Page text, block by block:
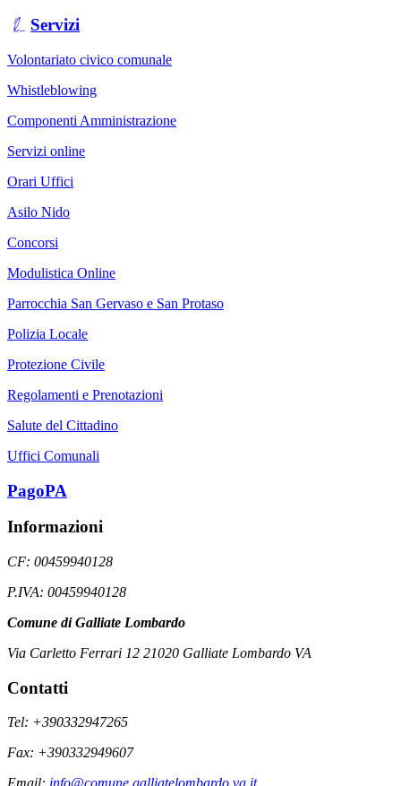
Servizi
Volontariato civico comunale
Whistleblowing
Componenti Amministrazione
Servizi online
Orari Uffici
Asilo Nido
Concorsi
Modulistica Online
Parrocchia San Gervaso e San Protaso
Polizia Locale
Protezione Civile
Regolamenti e Prenotazioni
Salute del Cittadino
Uffici Comunali
PagoPA
Informazioni
CF: 00459940128
P.IVA: 00459940128
Comune di Galliate Lombardo
Via Carletto Ferrari 12 21020 Galliate Lombardo VA
Contatti
Tel: +390332947265
Fax: +390332949607